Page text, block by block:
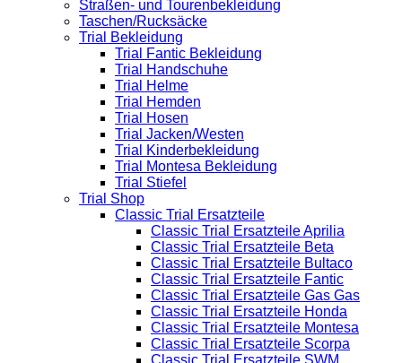
Straßen- und Tourenbekleidung
Taschen/Rucksäcke
Trial Bekleidung
Trial Fantic Bekleidung
Trial Handschuhe
Trial Helme
Trial Hemden
Trial Hosen
Trial Jacken/Westen
Trial Kinderbekleidung
Trial Montesa Bekleidung
Trial Stiefel
Trial Shop
Classic Trial Ersatzteile
Classic Trial Ersatzteile Aprilia
Classic Trial Ersatzteile Beta
Classic Trial Ersatzteile Bultaco
Classic Trial Ersatzteile Fantic
Classic Trial Ersatzteile Gas Gas
Classic Trial Ersatzteile Honda
Classic Trial Ersatzteile Montesa
Classic Trial Ersatzteile Scorpa
Classic Trial Ersatzteile SWM